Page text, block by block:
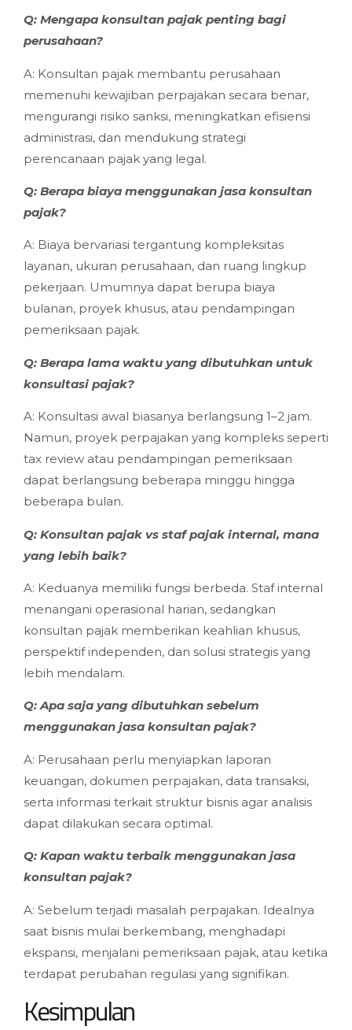
Q: Mengapa konsultan pajak penting bagi
perusahaan?
A: Konsultan pajak membantu perusahaan
memenuhi kewajiban perpajakan secara benar,
mengurangi risiko sanksi, meningkatkan efisiensi
administrasi, dan mendukung strategi
perencanaan pajak yang legal.
Q: Berapa biaya menggunakan jasa konsultan
pajak?
A: Biaya bervariasi tergantung kompleksitas
layanan, ukuran perusahaan, dan ruang lingkup
pekerjaan. Umumnya dapat berupa biaya
bulanan, proyek khusus, atau pendampingan
pemeriksaan pajak.
Q: Berapa lama waktu yang dibutuhkan untuk
konsultasi pajak?
A: Konsultasi awal biasanya berlangsung 1–2 jam.
Namun, proyek perpajakan yang kompleks seperti
tax review atau pendampingan pemeriksaan
dapat berlangsung beberapa minggu hingga
beberapa bulan.
Q: Konsultan pajak vs staf pajak internal, mana
yang lebih baik?
A: Keduanya memiliki fungsi berbeda. Staf internal
menangani operasional harian, sedangkan
konsultan pajak memberikan keahlian khusus,
perspektif independen, dan solusi strategis yang
lebih mendalam.
Q: Apa saja yang dibutuhkan sebelum
menggunakan jasa konsultan pajak?
A: Perusahaan perlu menyiapkan laporan
keuangan, dokumen perpajakan, data transaksi,
serta informasi terkait struktur bisnis agar analisis
dapat dilakukan secara optimal.
Q: Kapan waktu terbaik menggunakan jasa
konsultan pajak?
A: Sebelum terjadi masalah perpajakan. Idealnya
saat bisnis mulai berkembang, menghadapi
ekspansi, menjalani pemeriksaan pajak, atau ketika
terdapat perubahan regulasi yang signifikan.
Kesimpulan